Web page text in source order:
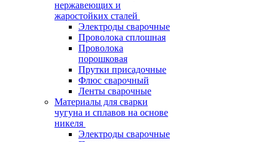
нержавеющих и
жаростойких сталей
Электроды сварочные
Проволока сплошная
Проволока
порошковая
Прутки присадочные
Флюс сварочный
Ленты сварочные
Материалы для сварки
чугуна и сплавов на основе
никеля
Электроды сварочные